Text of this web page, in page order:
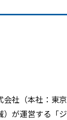
会社（本社：東
が運営する「